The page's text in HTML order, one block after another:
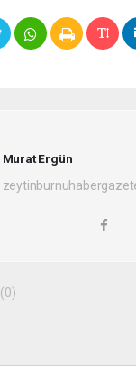
Murat Ergün
(0)